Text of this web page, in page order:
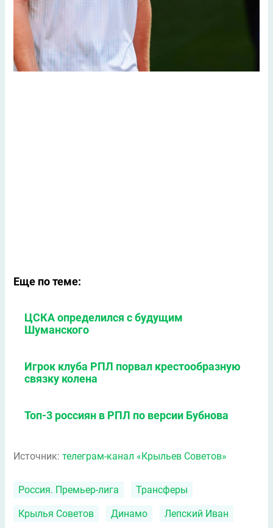
Еще по теме:
ЦСКА определился с будущим
Шуманского
Игрок клуба РПЛ порвал крестообразную
связку колена
Топ-3 россиян в РПЛ по версии Бубнова
Источник: телеграм-канал «Крыльев Советов»
Россия. Премьер-лига Трансферы
Крылья Советов Динамо Лепский Иван